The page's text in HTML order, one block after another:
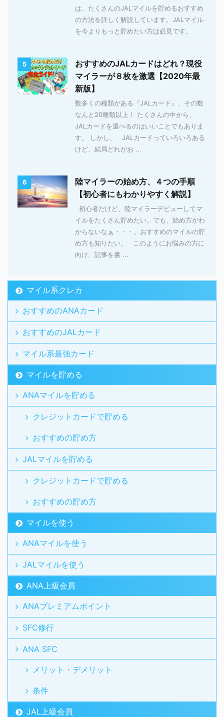
は、たくさんのJALマイルを貯めるおすすめ
の方法を詳しく解説しています。JALマイル
を今よりもっと貯めたい方は必見です。
5
おすすめのJALカードはどれ？現役
マイラーが８枚を激選【2020年最
新版】
数多くの種類がある『JALカード』、その数
なんと20種類以上！ たくさんの中から、
JALカードを選べるのはいいことでもありま
す。 しかし、 JALカードっていろいろある
けど、結局どれがお ...
6
陸マイラーの始め方、４つの手順
【初心者にもわかりやすく解説】
初心者だけど、陸マイラーデビューしてマ
イルをたくさん貯めたい。でも、始め方がわ
からないなぁ・・・。おすすめのマイルの貯
め方も知りたい。 このようにお悩みの方に
向け、記事を書 ...
マイル系クレカ
おすすめのANAカード
おすすめのJALカード
マイル系最強カード
マイルを貯める
ANAマイルを貯める
クレジットカードで貯める
おすすめの貯め方
JALマイルを貯める
クレジットカードで貯める
おすすめの貯め方
マイルを使う
ANAマイルを使う
JALマイルを使う
ANA上級会員
ANAプレミアムポイント
SFC修行
ANA SFC
メリット・デメリット
条件
JAL上級会員